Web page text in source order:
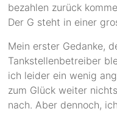
bezahlen zurück
Der G steht in einer
Mein erster Gedanke,
Tankstellenbetreiber
ich leider ein wenig
zum Glück weiter
nach. Aber dennoch,